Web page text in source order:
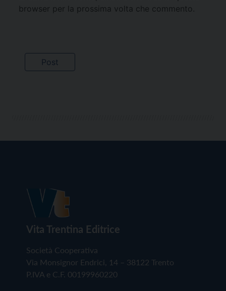
browser per la prossima volta che commento.
Vita Trentina Editrice
Società Cooperativa
Via Monsignor Endrici, 14 – 38122 Trento
P.IVA e C.F. 00199960220